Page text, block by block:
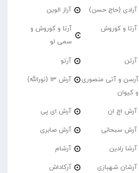
آرادی (حاج حسن) آراز الوین
آرتا و کوروش
آرتا و کوروش و
سمی لو
آرتن آرتو
آرسن و آتی منصوری
و کیوان
آرش 13 (نورالله)
آرش اچ ان آرش ای پی
آرش سبحانی آرش صابری
آرشا رادین آرشام
آرشان شهبازی آرکاداش